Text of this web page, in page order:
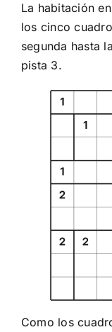
La habitación
los cinco
segunda hasta
pista 3.
Como los